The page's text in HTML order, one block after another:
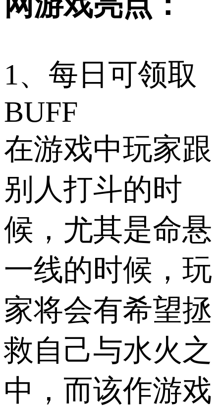
1、每日可领取
BUFF
在游戏中玩家跟
别人打斗的时
候，尤其是命悬
一线的时候，玩
家将会有希望拯
救自己与水火之
中，而该作游戏